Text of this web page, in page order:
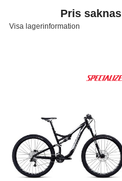
Pris saknas
Visa lagerinformation